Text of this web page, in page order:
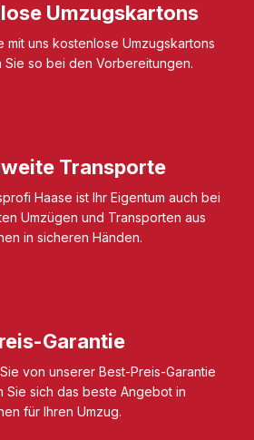
Umzugskartons
mit uns kostenlose Umzugskartons
Sie so bei den Vorbereitungen.
Transporte
Haase ist Ihr Eigentum auch bei
Umzügen und Transporten aus
in sicheren Händen.
Garantie
von unserer Best-Preis-Garantie
Sie sich das beste Angebot in
für Ihren Umzug.